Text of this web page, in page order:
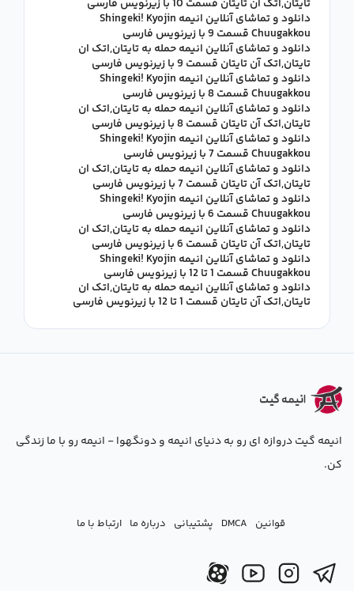
تایتان,اتک آن تایتان قسمت 10 با زیرنویس فارسی
دانلود و تماشای آنلاین انیمه Shingeki! Kyojin
Chuugakkou قسمت 9 با زیرنویس فارسی
دانلود و تماشای آنلاین انیمه حمله به تایتان,اتک ان
تایتان,اتک آن تایتان قسمت 9 با زیرنویس فارسی
دانلود و تماشای آنلاین انیمه Shingeki! Kyojin
Chuugakkou قسمت 8 با زیرنویس فارسی
دانلود و تماشای آنلاین انیمه حمله به تایتان,اتک ان
تایتان,اتک آن تایتان قسمت 8 با زیرنویس فارسی
دانلود و تماشای آنلاین انیمه Shingeki! Kyojin
Chuugakkou قسمت 7 با زیرنویس فارسی
دانلود و تماشای آنلاین انیمه حمله به تایتان,اتک ان
تایتان,اتک آن تایتان قسمت 7 با زیرنویس فارسی
دانلود و تماشای آنلاین انیمه Shingeki! Kyojin
Chuugakkou قسمت 6 با زیرنویس فارسی
دانلود و تماشای آنلاین انیمه حمله به تایتان,اتک ان
تایتان,اتک آن تایتان قسمت 6 با زیرنویس فارسی
دانلود و تماشای آنلاین انیمه Shingeki! Kyojin
Chuugakkou قسمت 1 تا 12 با زیرنویس فارسی
دانلود و تماشای آنلاین انیمه حمله به تایتان,اتک ان
تایتان,اتک آن تایتان قسمت 1 تا 12 با زیرنویس فارسی
انیمه گیت دروازه ای رو به دنیای انیمه و دونگهوا - انیمه رو با ما زندگی
کن.
قوانین DMCA پشتیبانی درباره ما ارتباط با ما